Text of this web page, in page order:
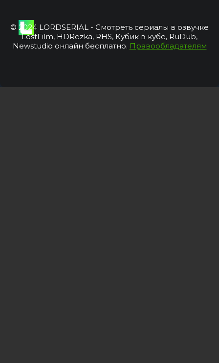
© 2024 LORDSERIAL - Смотреть сериалы в озвучке
LostFilm, HDRezka, RHS, Кубик в кубе, RuDub,
Newstudio онлайн бесплатно. Правообладателям